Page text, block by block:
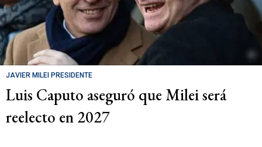
JAVIER MILEI PRESIDENTE
Luis Caputo aseguró que Milei será
reelecto en 2027